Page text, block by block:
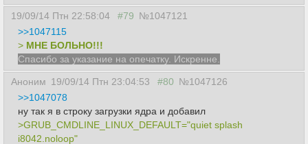
19/09/14 Птн 22:58:04 #79 №1047121
>>1047115
> МНЕ БОЛЬНО!!!
Спасибо за указание на опечатку. Искренне.
Аноним 19/09/14 Птн 23:04:53 #80 №1047126
>>1047078
ну так я в строку загрузки ядра и добавил
>GRUB_CMDLINE_LINUX_DEFAULT="quiet splash
i8042.noloop"